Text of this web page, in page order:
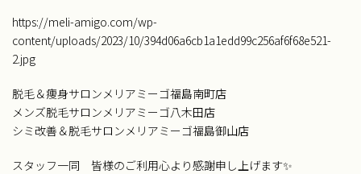
https://meli-amigo.com/wp-
content/uploads/2023/10/394d06a6cb1a1edd99c256af6f68e521-
2.jpg
脱毛＆痩身サロンメリアミーゴ福島南町店
メンズ脱毛サロンメリアミーゴ八木田店
シミ改善＆脱毛サロンメリアミーゴ福島御山店
スタッフ一同 皆様のご利用心より感謝申し上げます✨